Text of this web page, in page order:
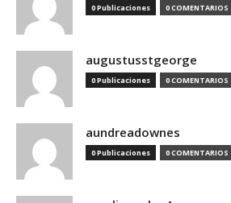
0 Publicaciones 0 COMENTARIOS
augustusstgeorge
0 Publicaciones 0 COMENTARIOS
aundreadownes
0 Publicaciones 0 COMENTARIOS